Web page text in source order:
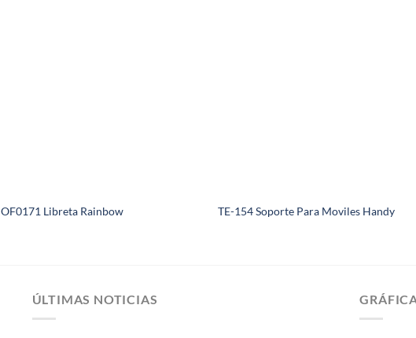
OF0171 Libreta Rainbow TE-154 Soporte Para Moviles Handy
ÚLTIMAS NOTICIAS